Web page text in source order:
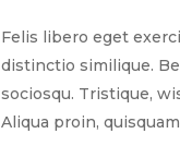
Felis libero eget
distinctio similique.
sociosqu. Tristique,
Aliqua proin,